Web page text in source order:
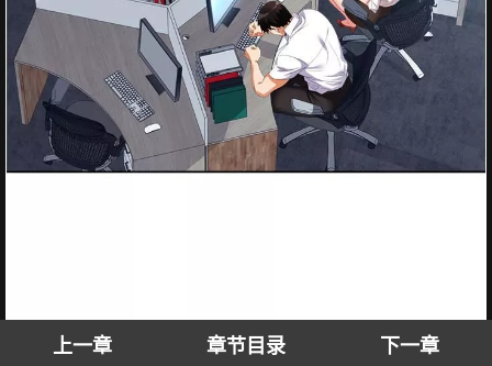
上一章 章节目录 下一章